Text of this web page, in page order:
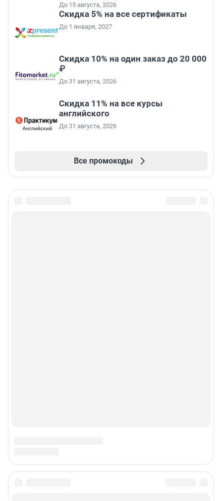
До 15 августа, 2026
Скидка 5% на все сертификаты
До 1 января, 2027
Скидка 10% на один заказ до 20 000
₽
До 31 августа, 2026
Скидка 11% на все курсы
английского
До 31 августа, 2026
Все промокоды